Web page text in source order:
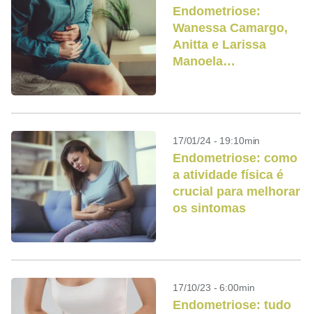
Endometriose:
Wanessa Camargo,
Anitta e Larissa
Manoela
doença
17/01/24 - 19:10min
Endometriose: como
a atividade física é
crucial para melhorar
os sintomas
17/10/23 - 6:00min
Endometriose: tudo